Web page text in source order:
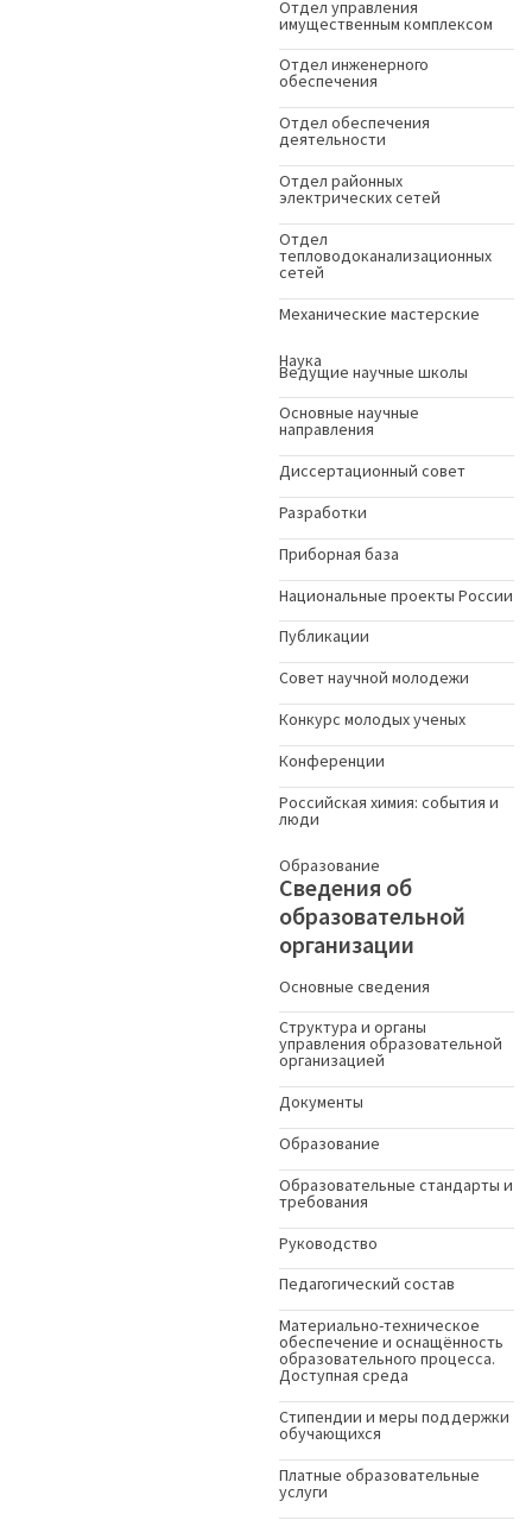
Отдел управления
имущественным комплексом
Отдел инженерного
обеспечения
Отдел обеспечения
деятельности
Отдел районных
электрических сетей
Отдел
тепловодоканализационных
сетей
Механические мастерские
Наука
Ведущие научные школы
Основные научные
направления
Диссертационный совет
Разработки
Приборная база
Национальные проекты России
Публикации
Совет научной молодежи
Конкурс молодых ученыx
Конференции
Российская химия: события и
люди
Образование
Сведения об
образовательной
организации
Основные сведения
Структура и органы
управления образовательной
организацией
Документы
Образование
Образовательные стандарты и
требования
Руководство
Педагогический состав
Материально-техническое
обеспечение и оснащённость
образовательного процесса.
Доступная среда
Стипендии и меры поддержки
обучающихся
Платные образовательные
услуги